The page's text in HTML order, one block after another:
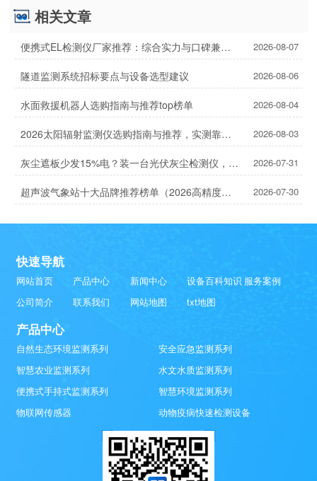
相关文章
便携式EL检测仪厂家推荐：综合实力与口碑兼具的2家 2026-08-07
隧道监测系统招标要点与设备选型建议 2026-08-06
水面救援机器人选购指南与推荐top榜单 2026-08-04
2026太阳辐射监测仪选购指南与推荐，实测靠谱！ 2026-08-03
灰尘遮板少发15%电？装一台光伏灰尘检测仪，提升发电效率，清洗成本省20% 2026-07-31
超声波气象站十大品牌推荐榜单（2026高精度气象监测TOP10） 2026-07-30
快速导航
网站首页 产品中心 新闻中心 设备百科知识 服务案例
公司简介
联系我们 网站地图 txt地图
产品中心
自然生态环境监测系列
安全应急监测系列
智慧农业监测系列
水文水质监测系列
便携式手持式监测系列
智慧环境监测系列
物联网传感器
动物疫病快速检测设备